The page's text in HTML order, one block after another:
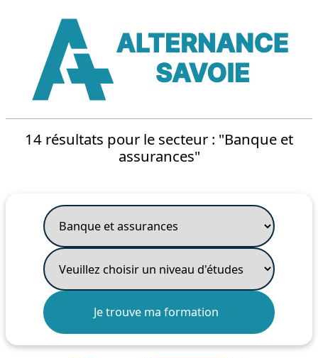
14 résultats pour le secteur : "Banque et
assurances"